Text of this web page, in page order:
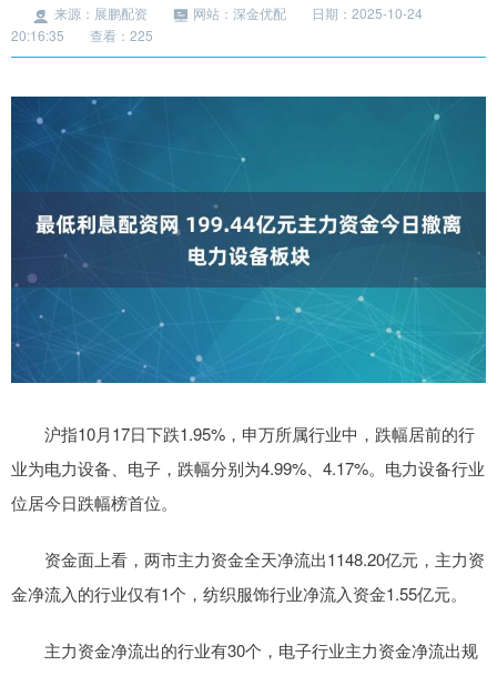
来源：展鹏配资 网站：深金优配
日期：2025-10-24
20:16:35
查看：225
沪指10月17日下跌1.95%，申万所属行业中，跌幅居前的行
业为电力设备、电子，跌幅分别为4.99%、4.17%。电力设备行业
位居今日跌幅榜首位。
资金面上看，两市主力资金全天净流出1148.20亿元，主力资
金净流入的行业仅有1个，纺织服饰行业净流入资金1.55亿元。
主力资金净流出的行业有30个，电子行业主力资金净流出规